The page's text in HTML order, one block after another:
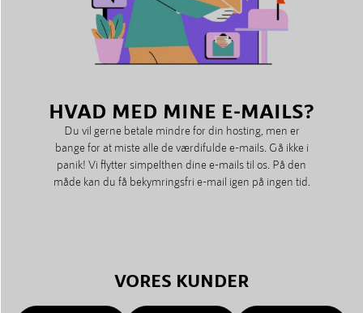
HVAD MED MINE E-MAILS?
Du vil gerne betale mindre for din hosting, men er
bange for at miste alle de værdifulde e-mails. Gå ikke i
panik! Vi flytter simpelthen dine e-mails til os. På den
måde kan du få bekymringsfri e-mail igen på ingen tid.
VORES KUNDER